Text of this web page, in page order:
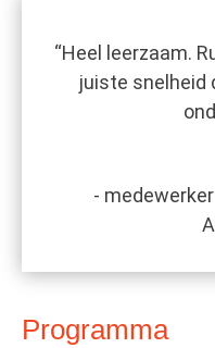
“Heel leerzaam.
juiste snelheid
-
Programma